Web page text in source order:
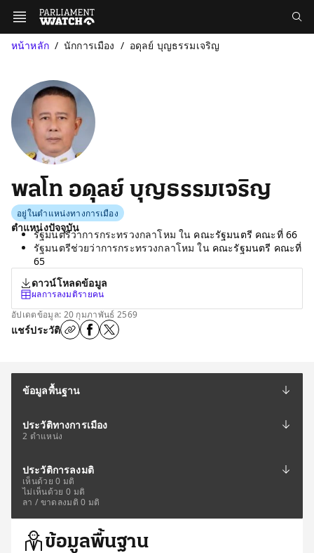
หน้าหลัก นักการเมือง อดุลย์ บุญธรรมเจริญ
พลโท อดุลย์ บุญธรรมเจริญ
อยู่ในตำแหน่งทางการเมือง
ตำแหน่งปัจจุบัน
รัฐมนตรีว่าการกระทรวงกลาโหม ใน คณะรัฐมนตรี คณะที่ 66
รัฐมนตรีช่วยว่าการกระทรวงกลาโหม ใน คณะรัฐมนตรี คณะที่
65
ดาวน์โหลดข้อมูล
ผลการลงมติรายคน
อัปเดตข้อมูล: 20 กุมภาพันธ์ 2569
แชร์ประวัติ
ข้อมูลพื้นฐาน
ประวัติทางการเมือง
2 ตำแหน่ง
ประวัติการลงมติ
เห็นด้วย 0 มติ
ไม่เห็นด้วย 0 มติ
ลา / ขาดลงมติ 0 มติ
ข้อมูลพื้นฐาน